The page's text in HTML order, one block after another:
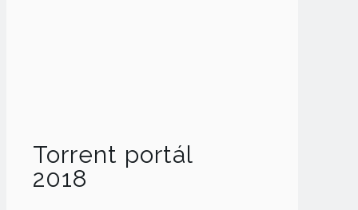
Torrent portál
2018